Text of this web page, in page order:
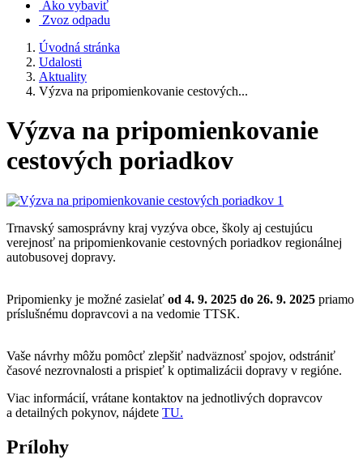
Ako vybaviť
Zvoz odpadu
Úvodná stránka
Udalosti
Aktuality
Výzva na pripomienkovanie cestových...
Výzva na pripomienkovanie
cestových poriadkov
Trnavský samosprávny kraj vyzýva obce, školy aj cestujúcu
verejnosť na pripomienkovanie cestovných poriadkov regionálnej
autobusovej dopravy.
Pripomienky je možné zasielať od 4. 9. 2025 do 26. 9. 2025 priamo
príslušnému dopravcovi a na vedomie TTSK.
Vaše návrhy môžu pomôcť zlepšiť nadväznosť spojov, odstrániť
časové nezrovnalosti a prispieť k optimalizácii dopravy v regióne.
Viac informácií, vrátane kontaktov na jednotlivých dopravcov
a detailných pokynov, nájdete TU.
Prílohy